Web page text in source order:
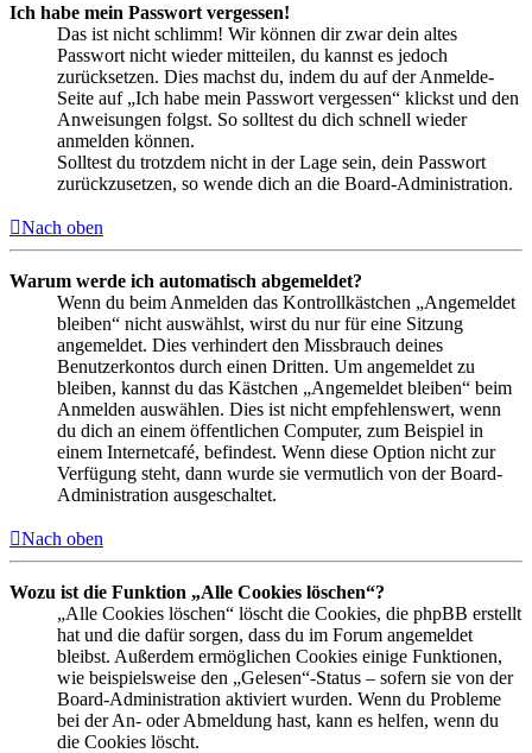
Ich habe mein Passwort vergessen!
Das ist nicht schlimm! Wir können dir zwar dein altes
Passwort nicht wieder mitteilen, du kannst es jedoch
zurücksetzen. Dies machst du, indem du auf der Anmelde-
Seite auf „Ich habe mein Passwort vergessen“ klickst und den
Anweisungen folgst. So solltest du dich schnell wieder
anmelden können.
Solltest du trotzdem nicht in der Lage sein, dein Passwort
zurückzusetzen, so wende dich an die Board-Administration.
Nach oben
Warum werde ich automatisch abgemeldet?
Wenn du beim Anmelden das Kontrollkästchen „Angemeldet
bleiben“ nicht auswählst, wirst du nur für eine Sitzung
angemeldet. Dies verhindert den Missbrauch deines
Benutzerkontos durch einen Dritten. Um angemeldet zu
bleiben, kannst du das Kästchen „Angemeldet bleiben“ beim
Anmelden auswählen. Dies ist nicht empfehlenswert, wenn
du dich an einem öffentlichen Computer, zum Beispiel in
einem Internetcafé, befindest. Wenn diese Option nicht zur
Verfügung steht, dann wurde sie vermutlich von der Board-
Administration ausgeschaltet.
Nach oben
Wozu ist die Funktion „Alle Cookies löschen“?
„Alle Cookies löschen“ löscht die Cookies, die phpBB erstellt
hat und die dafür sorgen, dass du im Forum angemeldet
bleibst. Außerdem ermöglichen Cookies einige Funktionen,
wie beispielsweise den „Gelesen“-Status – sofern sie von der
Board-Administration aktiviert wurden. Wenn du Probleme
bei der An- oder Abmeldung hast, kann es helfen, wenn du
die Cookies löscht.